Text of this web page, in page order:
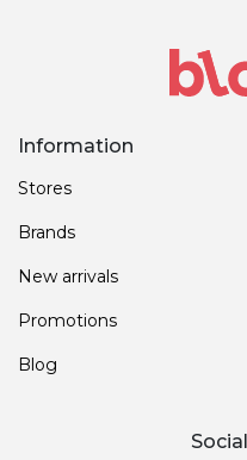
Information
Stores
Brands
New arrivals
Promotions
Blog